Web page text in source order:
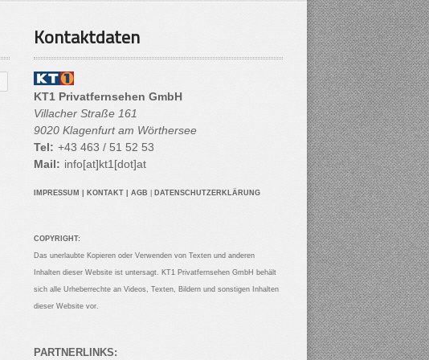
Kontaktdaten
KT1 Privatfernsehen GmbH
Villacher Straße 161
9020 Klagenfurt am Wörthersee
Tel: +43 463 / 51 52 53
Mail: info[at]kt1[dot]at
IMPRESSUM KONTAKT AGB DATENSCHUTZERKLÄRUNG
COPYRIGHT:
Das unerlaubte Kopieren oder Verwenden von Texten und anderen
Inhalten dieser Website ist untersagt. KT1 Privatfernsehen GmbH behält
sich alle Urheberrechte an Videos, Texten, Bildern und sonstigen Inhalten
dieser Website vor.
PARTNERLINKS: